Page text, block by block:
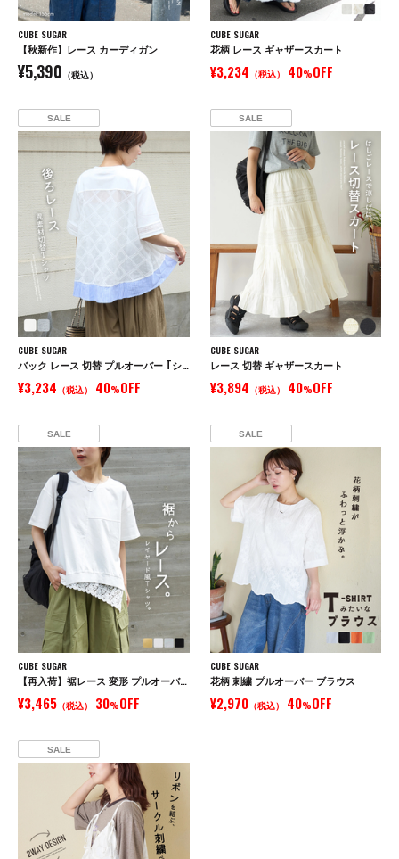
CUBE SUGAR
【秋新作】レース カーディガン
¥5,390 （税込）
CUBE SUGAR
花柄 レース ギャザースカート
¥3,234 （税込） 40%OFF
SALE
CUBE SUGAR
バック レース 切替 プルオーバー Tシャツ
¥3,234 （税込） 40%OFF
SALE
CUBE SUGAR
レース 切替 ギャザースカート
¥3,894 （税込） 40%OFF
SALE
CUBE SUGAR
【再入荷】裾レース 変形 プルオーバー Tシャツ
¥3,465 （税込） 30%OFF
SALE
CUBE SUGAR
花柄 刺繍 プルオーバー ブラウス
¥2,970（税込） 40%OFF
SALE